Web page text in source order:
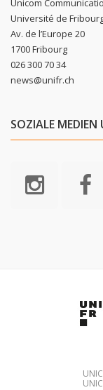
Université de
Av. de l’Europe 20
1700 Fribourg
026 300 70 34
news@unifr.ch
SOZIALE MEDIEN